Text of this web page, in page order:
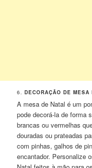
6.DECORAÇÃO DE MESA
A mesa de Natal é um
pode decorá-la de forma
brancas ou vermelhas
douradas ou prateadas
com pinhas, galhos de
encantador. Personalize